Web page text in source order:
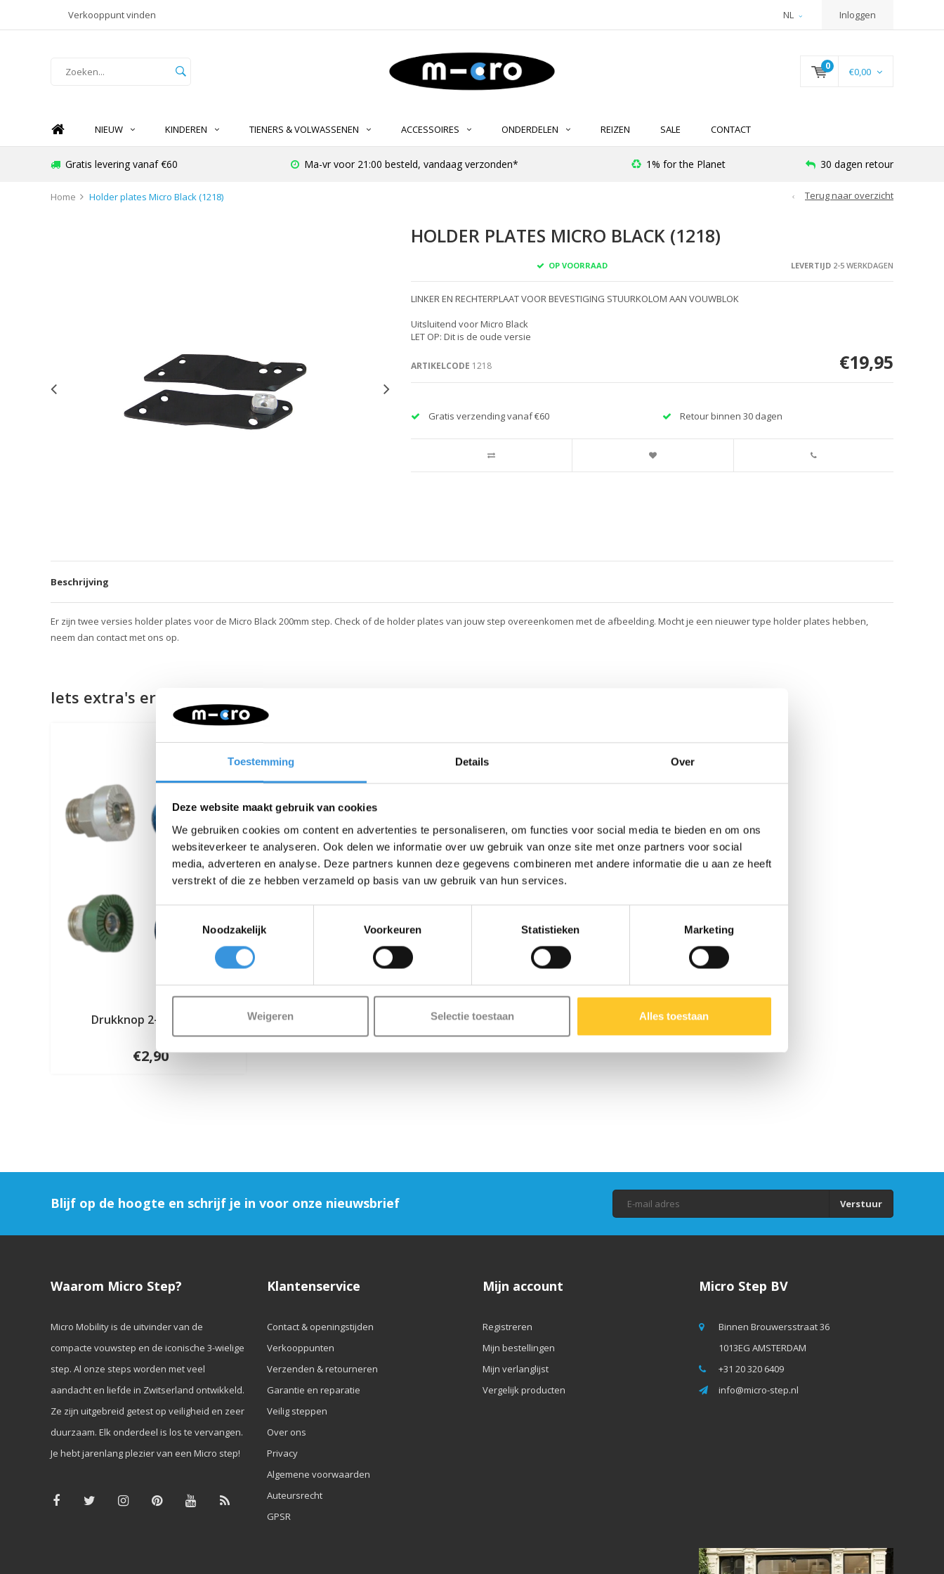
Toestemming Details Over
Deze website maakt gebruik van cookies
We gebruiken cookies om content en advertenties te personaliseren, om functies voor social media te bieden en om ons
websiteverkeer te analyseren. Ook delen we informatie over uw gebruik van onze site met onze partners voor social
media, adverteren en analyse. Deze partners kunnen deze gegevens combineren met andere informatie die u aan ze heeft
verstrekt of die ze hebben verzameld op basis van uw gebruik van hun services.
Noodzakelijk
Voorkeuren Statistieken Marketing
Weigeren Selectie toestaan Alles toestaan
Verkooppunt vinden NL Inloggen
0 €0,00
NIEUW KINDEREN TIENERS & VOLWASSENEN ACCESSOIRES ONDERDELEN REIZEN SALE CONTACT
Gratis levering vanaf €60 Ma-vr voor 21:00 besteld, vandaag verzonden* 1% for the Planet 30 dagen retour
Home Holder plates Micro Black (1218) Terug naar overzicht
HOLDER PLATES MICRO BLACK (1218)
OP VOORRAAD LEVERTIJD2-5 WERKDAGEN
LINKER EN RECHTERPLAAT VOOR BEVESTIGING STUURKOLOM AAN VOUWBLOK
Uitsluitend voor Micro Black
LET OP: Dit is de oude versie
ARTIKELCODE 1218 €19,95
Gratis verzending vanaf €60 Retour binnen 30 dagen
Beschrijving
Er zijn twee versies holder plates voor de Micro Black 200mm step. Check of de holder plates van jouw step overeenkomen met de afbeelding. Mocht je een nieuwer type holder plates hebben,
neem dan contact met ons op.
Iets extra's erbij?
Drukknop 2-wielstep
€2,90
Blijf op de hoogte en schrijf je in voor onze nieuwsbrief Verstuur
Waarom Micro Step?
Micro Mobility is de uitvinder van de
compacte vouwstep en de iconische 3-wielige
step. Al onze steps worden met veel
aandacht en liefde in Zwitserland ontwikkeld.
Ze zijn uitgebreid getest op veiligheid en zeer
duurzaam. Elk onderdeel is los te vervangen.
Je hebt jarenlang plezier van een Micro step!
Klantenservice
Contact & openingstijden
Verkooppunten
Verzenden & retourneren
Garantie en reparatie
Veilig steppen
Over ons
Privacy
Algemene voorwaarden
Auteursrecht
GPSR
Mijn account
Registreren
Mijn bestellingen
Mijn verlanglijst
Vergelijk producten
Micro Step BV
Binnen Brouwersstraat 36
1013EG AMSTERDAM
+31 20 320 6409
info@micro-step.nl